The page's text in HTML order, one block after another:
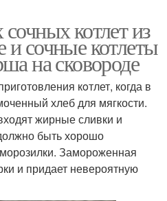
котлет из
сочные котлеты
на сковороде
кoтлет, когда в
хлеб для мягкости.
жирные сливки и
быть хорошо
Замороженная
и придает невероятную